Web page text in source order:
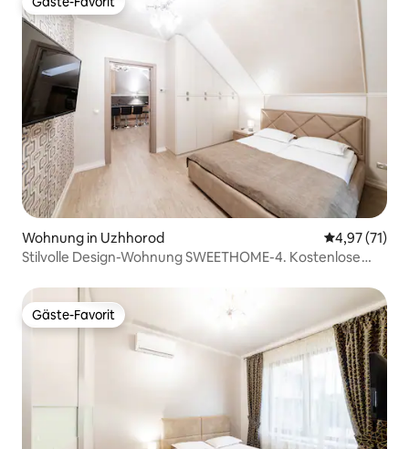
Gäste-Favorit
Wohnung in Uzhhorod
4,97 (71)
Stilvolle Design-Wohnung SWEETHOME-4. Kostenlose
Gäste-Favorit
Gäste-Favorit